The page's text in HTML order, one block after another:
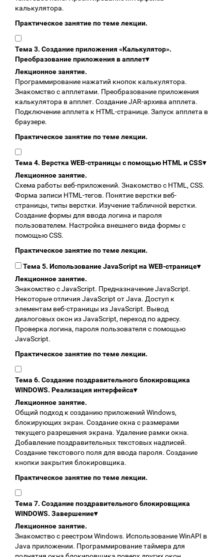
калькулятора.
Практическое занятие по теме лекции.
Тема 3. Создание приложения «Калькулятор».
Преобразование приложения в апплет▾
Лекционное занятие.
Программирование нажатий кнопок калькулятора.
Знакомство с апплетами. Преобразование приложения
калькулятора в апплет. Создание JAR-архива апплета.
Подключение апплета к HTML-странице. Запуск апплета в
браузере.
Практическое занятие по теме лекции.
Тема 4. Верстка WEB-страницы с помощью HTML и CSS▾
Лекционное занятие.
Схема работы веб-приложений. Знакомство с HTML, CSS.
Форма записи HTML-тегов. Понятие верстки веб-
страницы, типы верстки. Изучение табличной верстки.
Создание формы для ввода логина и пароля
пользователем. Настройка внешнего вида формы с
помощью CSS.
Практическое занятие по теме лекции.
Тема 5. Использование JavaScript на WEB-странице▾
Лекционное занятие.
Знакомство с JavaScript. Предназначение JavaScript.
Некоторые отличия JavaScript от Java. Доступ к
элементам веб-страницы из JavaScript. Вывод
диалоговых окон из JavaScript, переход по адресу.
Проверка логина, пароля пользователя с помощью
JavaScript.
Практическое занятие по теме лекции.
Тема 6. Создание поздравительного блокировщика
WINDOWS. Реализация интерфейса▾
Лекционное занятие.
Общий подход к созданию приложений Windows,
блокирующих экран. Создание окна с размерами
текущего разрешения экрана. Удаление рамки окна.
Добавление поздравительных текстовых надписей.
Создание текстового поля для ввода пароля. Создание
кнопки закрытия блокировщика.
Практическое занятие по теме лекции.
Тема 7. Создание поздравительного блокировщика
WINDOWS. Завершение▾
Лекционное занятие.
Знакомство с реестром Windows. Использование WinAPI в
Java приложении. Программирование таймера для